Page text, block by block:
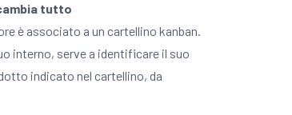
tutto
è associato a un cartellino kanban.
interno, serve a identificare il suo
indicato nel cartellino, da